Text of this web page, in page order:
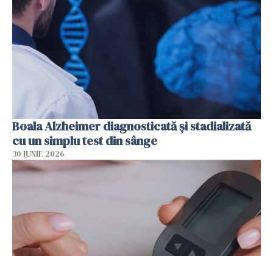
Boala Alzheimer diagnosticată și stadializată
cu un simplu test din sânge
30 IUNIE 2026